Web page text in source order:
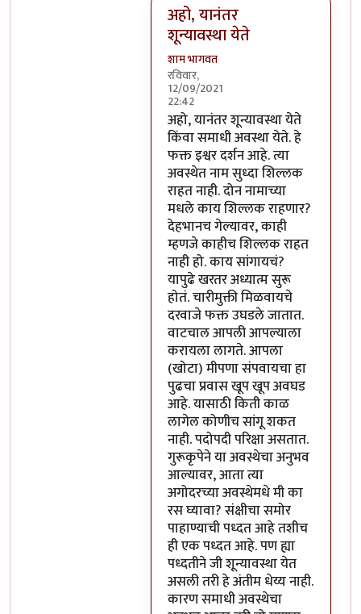
अहो, यानंतर
शून्यावस्था येते
शाम भागवत
रविवार,
12/09/2021
22:42
In reply toते माहीत आहे...
अहो, यानंतर शून्यावस्था येते
किंवा समाधी अवस्था येते. हे
फक्त इश्वर दर्शन आहे. त्या
अवस्थेत नाम सुध्दा शिल्लक
राहत नाही. दोन नामाच्या
मधले काय शिल्लक राहणार?
देहभानच गेल्यावर, काही
म्हणजे काहीच शिल्लक राहत
नाही हो. काय सांगायचं?
यापुढे खरतर अध्यात्म सुरू
होतं. चारीमुक्ती मिळवायचे
दरवाजे फक्त उघडले जातात.
वाटचाल आपली आपल्याला
करायला लागते. आपला
(खोटा) मीपणा संपवायचा हा
पुढचा प्रवास खूप खूप अवघड
आहे. यासाठी किती काळ
लागेल कोणीच सांगू शकत
नाही. पदोपदी परिक्षा असतात.
गुरूकृपेने या अवस्थेचा अनुभव
आल्यावर, आता त्या
अगोदरच्या अवस्थेमधे मी का
रस घ्यावा? संक्षीचा समोर
पाहाण्याची पध्दत आहे तशीच
ही एक पध्दत आहे. पण ह्या
पध्दतीने जी शून्यावस्था येत
असली तरी हे अंतीम धेय्य नाही.
कारण समाधी अवस्थेचा